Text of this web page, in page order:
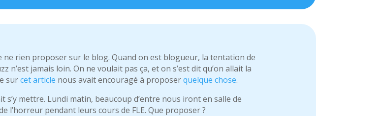
ne rien proposer sur le blog. Quand on est blogueur, la tentation de
jamais loin. On ne voulait pas ça, et on s’est dit qu’on allait la
surcet article nous avait encouragé à proposerquelque chose.
s’y mettre. Lundi matin, beaucoup d’entre nous iront en salle de
l’horreur pendant leurs cours de FLE. Que proposer ?